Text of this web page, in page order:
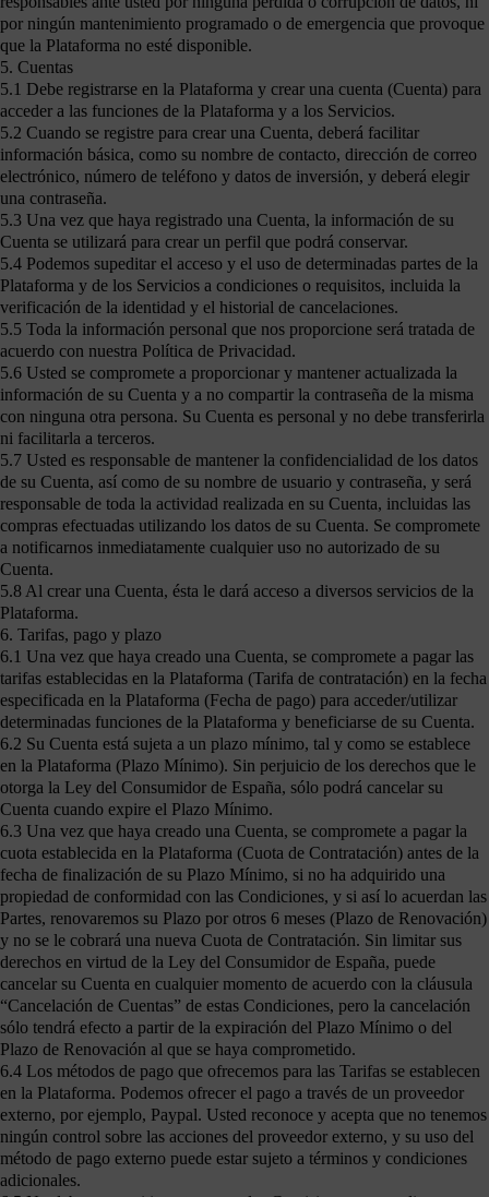
por ningún mantenimiento programado o de emergencia que provoque
que la Plataforma no esté disponible.
5. Cuentas
5.1 Debe registrarse en la Plataforma y crear una cuenta (Cuenta) para
acceder a las funciones de la Plataforma y a los Servicios.
5.2 Cuando se registre para crear una Cuenta, deberá facilitar
información básica, como su nombre de contacto, dirección de correo
electrónico, número de teléfono y datos de inversión, y deberá elegir
una contraseña.
5.3 Una vez que haya registrado una Cuenta, la información de su
Cuenta se utilizará para crear un perfil que podrá conservar.
5.4 Podemos supeditar el acceso y el uso de determinadas partes de la
Plataforma y de los Servicios a condiciones o requisitos, incluida la
verificación de la identidad y el historial de cancelaciones.
5.5 Toda la información personal que nos proporcione será tratada de
acuerdo con nuestra Política de Privacidad.
5.6 Usted se compromete a proporcionar y mantener actualizada la
información de su Cuenta y a no compartir la contraseña de la misma
con ninguna otra persona. Su Cuenta es personal y no debe transferirla
ni facilitarla a terceros.
5.7 Usted es responsable de mantener la confidencialidad de los datos
de su Cuenta, así como de su nombre de usuario y contraseña, y será
responsable de toda la actividad realizada en su Cuenta, incluidas las
compras efectuadas utilizando los datos de su Cuenta. Se compromete
a notificarnos inmediatamente cualquier uso no autorizado de su
Cuenta.
5.8 Al crear una Cuenta, ésta le dará acceso a diversos servicios de la
Plataforma.
6. Tarifas, pago y plazo
6.1 Una vez que haya creado una Cuenta, se compromete a pagar las
tarifas establecidas en la Plataforma (Tarifa de contratación) en la fecha
especificada en la Plataforma (Fecha de pago) para acceder/utilizar
determinadas funciones de la Plataforma y beneficiarse de su Cuenta.
6.2 Su Cuenta está sujeta a un plazo mínimo, tal y como se establece
en la Plataforma (Plazo Mínimo). Sin perjuicio de los derechos que le
otorga la Ley del Consumidor de España, sólo podrá cancelar su
Cuenta cuando expire el Plazo Mínimo.
6.3 Una vez que haya creado una Cuenta, se compromete a pagar la
cuota establecida en la Plataforma (Cuota de Contratación) antes de la
fecha de finalización de su Plazo Mínimo, si no ha adquirido una
propiedad de conformidad con las Condiciones, y si así lo acuerdan las
Partes, renovaremos su Plazo por otros 6 meses (Plazo de Renovación)
y no se le cobrará una nueva Cuota de Contratación. Sin limitar sus
derechos en virtud de la Ley del Consumidor de España, puede
cancelar su Cuenta en cualquier momento de acuerdo con la cláusula
“Cancelación de Cuentas” de estas Condiciones, pero la cancelación
sólo tendrá efecto a partir de la expiración del Plazo Mínimo o del
Plazo de Renovación al que se haya comprometido.
6.4 Los métodos de pago que ofrecemos para las Tarifas se establecen
en la Plataforma. Podemos ofrecer el pago a través de un proveedor
externo, por ejemplo, Paypal. Usted reconoce y acepta que no tenemos
ningún control sobre las acciones del proveedor externo, y su uso del
método de pago externo puede estar sujeto a términos y condiciones
adicionales.